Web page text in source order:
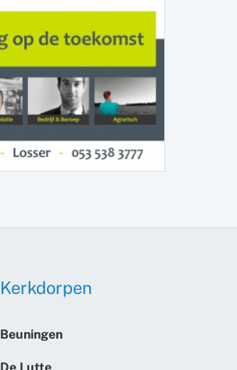
Kerkdorpen
Beuningen
De Lutte